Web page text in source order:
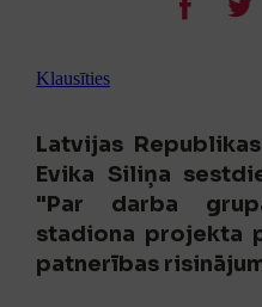
Klausīties
Latvijas
Evika Siliņa
"Par darba
stadiona projekta
patnerības